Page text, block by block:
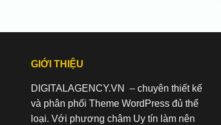
GIỚI THIỆU
DIGITALAGENCY.VN – chuyên thiết kế
và phân phối Theme WordPress đủ thể
loại. Với phương châm Uy tín làm nên